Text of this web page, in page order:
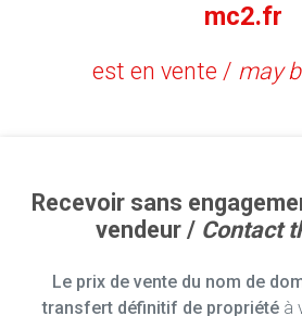
mc2.fr
est en vente / may
Recevoir sans
vendeur / Contact
Le prix de vente du nom de
transfert définitif de propriétéà